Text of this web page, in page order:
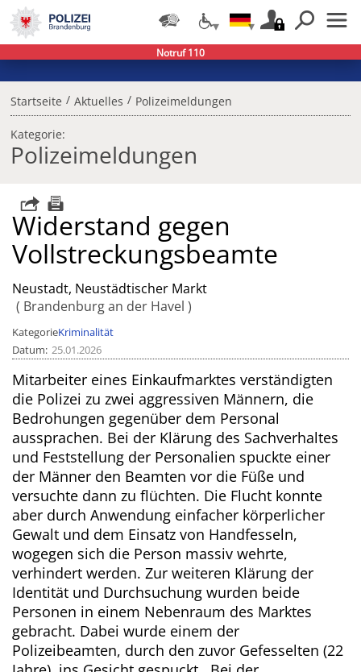
Startseite / Aktuelles / Polizeimeldungen
Kategorie:
Polizeimeldungen
Widerstand gegen
Vollstreckungsbeamte
Neustadt, Neustädtischer Markt
Brandenburg an der Havel
KategorieKriminalität
Datum 25.01.2026
Mitarbeiter eines Einkaufmarktes verständigten
die Polizei zu zwei aggressiven Männern, die
Bedrohungen gegenüber dem Personal
aussprachen. Bei der Klärung des Sachverhaltes
und Feststellung der Personalien spuckte einer
der Männer den Beamten vor die Füße und
versuchte dann zu flüchten. Die Flucht konnte
aber durch Anwendung einfacher körperlicher
Gewalt und dem Einsatz von Handfesseln,
wogegen sich die Person massiv wehrte,
verhindert werden. Zur weiteren Klärung der
Identität und Durchsuchung wurden beide
Personen in einem Nebenraum des Marktes
gebracht. Dabei wurde einem der
Polizeibeamten, durch den zuvor Gefesselten (22
Notruf 110